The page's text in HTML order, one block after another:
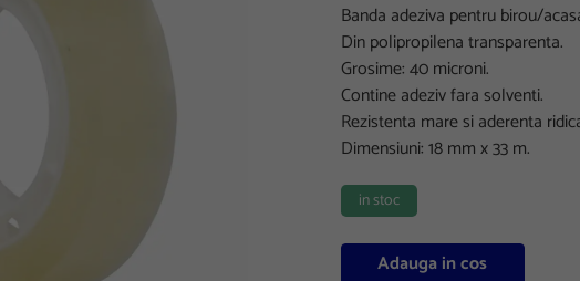
Banda adeziva pentru birou/
Din polipropilena transparenta.
Grosime: 40 microni.
Contine adeziv fara solventi.
Rezistenta mare si aderenta
Dimensiuni: 18 mm x 33 m.
in stoc
Adauga in cos